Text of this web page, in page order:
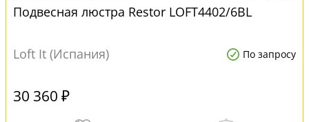
Подвесная люстра Restor LOFT4402/6BL
Loft It (Испания) По запросу
30 360 ₽